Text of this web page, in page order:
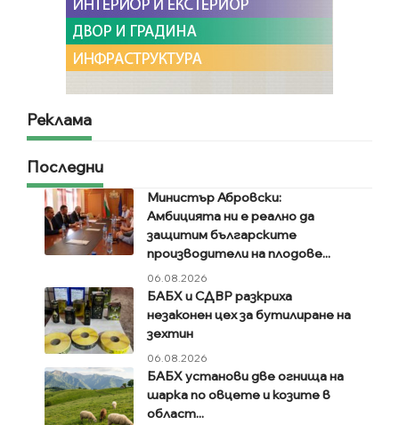
Реклама
Последни
Министър Абровски:
Амбицията ни е реално да
защитим българските
производители на плодове...
06.08.2026
БАБХ и СДВР разкриха
незаконен цех за бутилиране на
зехтин
06.08.2026
БАБХ установи две огнища на
шарка по овцете и козите в
област...